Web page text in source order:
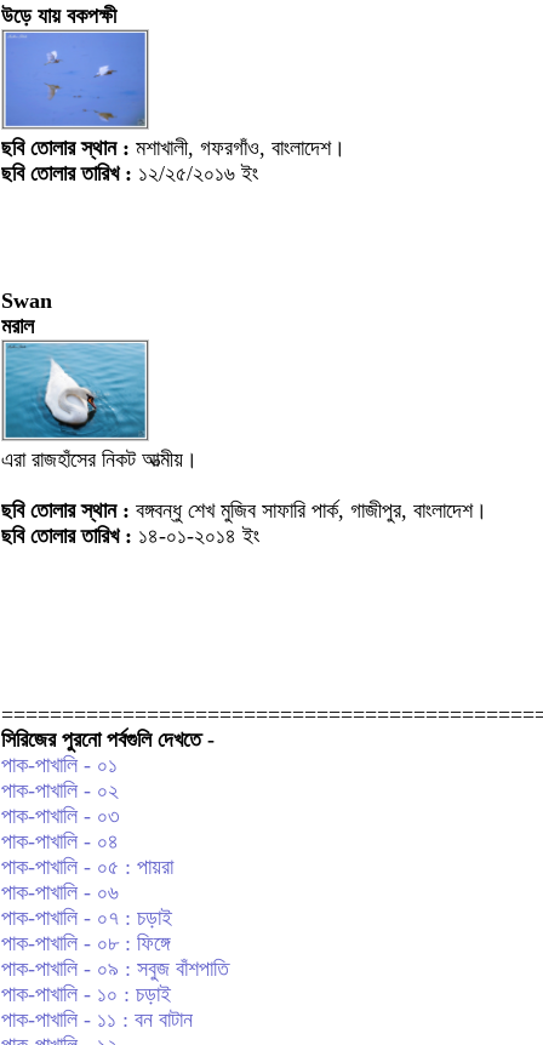
উড়ে যায় বকপক্ষী
ছবি তোলার স্থান : মশাখালী, গফরগাঁও, বাংলাদেশ।
ছবি তোলার তারিখ : ১২/২৫/২০১৬ ইং
Swan
মরাল
এরা রাজহাঁসের নিকট আত্মীয়।
ছবি তোলার স্থান : বঙ্গবন্ধু শেখ মুজিব সাফারি পার্ক, গাজীপুর, বাংলাদেশ।
ছবি তোলার তারিখ : ১৪-০১-২০১৪ ইং
সিরিজের পুরনো পর্বগুলি দেখতে -
পাক-পাখালি - ০১
পাক-পাখালি - ০২
পাক-পাখালি - ০৩
পাক-পাখালি - ০৪
পাক-পাখালি - ০৫ : পায়রা
পাক-পাখালি - ০৬
পাক-পাখালি - ০৭ : চড়াই
পাক-পাখালি - ০৮ : ফিঙ্গে
পাক-পাখালি - ০৯ : সবুজ বাঁশপাতি
পাক-পাখালি - ১০ : চড়াই
পাক-পাখালি - ১১ : বন বাটান